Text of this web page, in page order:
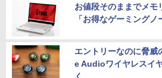
お値段そのままでメモ
「お得なゲーミングノ
エントリーなのに脅
e Audioワイヤレスイ